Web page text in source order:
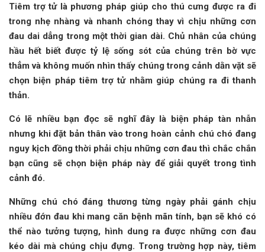
Tiêm trợ tử là phương pháp giúp cho thú cưng được ra đi
trong nhẹ nhàng và nhanh chóng thay vì chịu những cơn
đau dai dẳng trong một thời gian dài. Chủ nhân của chúng
hầu hết biết được tỷ lệ sống sót của chúng trên bờ vực
thẳm và không muốn nhìn thấy chúng trong cảnh dằn vặt sẽ
chọn biện pháp tiêm trợ tử nhằm giúp chúng ra đi thanh
thản.
Có lẽ nhiều bạn đọc sẽ nghĩ đây là biện pháp tàn nhẫn
nhưng khi đặt bản thân vào trong hoàn cảnh chú chó đang
nguy kịch đồng thời phải chịu những cơn đau thì chắc chắn
bạn cũng sẽ chọn biện pháp này để giải quyết trong tình
cảnh đó.
Những chú chó đáng thương từng ngày phải gánh chịu
nhiều đớn đau khi mang căn bệnh mãn tính, bạn sẽ khó có
thể nào tưởng tượng, hình dung ra được những cơn đau
kéo dài mà chúng chịu đựng. Trong trường hợp này, tiêm